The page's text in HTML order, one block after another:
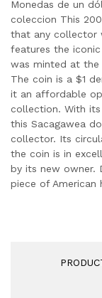
Monedas de un
coleccion This
that any collector
features the
was minted at the
The coin is a $1
it an affordable
collection. With
this Sacagawea
collector. Its
the coin is in
by its new owner.
piece of American